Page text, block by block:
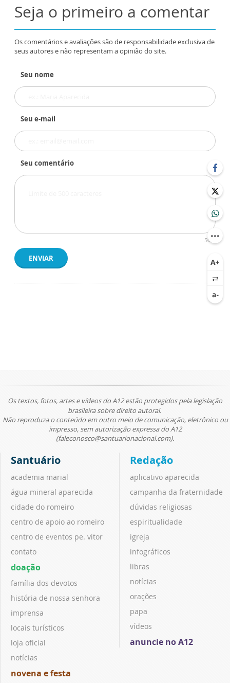
Seja o primeiro a comentar
Os comentários e avaliações são de responsabilidade exclusiva de
seus autores e não representam a opinião do site.
Seu nome
Seu e-mail
Seu comentário
500
ENVIAR
Os textos, fotos, artes e vídeos do A12 estão protegidos pela legislação
brasileira sobre direito autoral.
Não reproduza o conteúdo em outro meio de comunicação, eletrônico ou
impresso, sem autorização expressa do A12
(faleconosco@santuarionacional.com).
Santuário
academia marial
água mineral aparecida
cidade do romeiro
centro de apoio ao romeiro
centro de eventos pe. vitor
contato
doação
família dos devotos
história de nossa senhora
imprensa
locais turísticos
loja oficial
notícias
novena e festa
Redação
aplicativo aparecida
campanha da fraternidade
dúvidas religiosas
espiritualidade
igreja
infográficos
libras
notícias
orações
papa
vídeos
anuncie no A12